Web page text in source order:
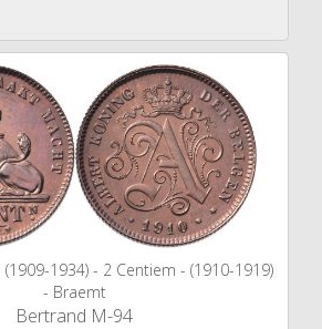
1934) - 2 Centiem - (1910-1919)
- Braemt
Bertrand M-94